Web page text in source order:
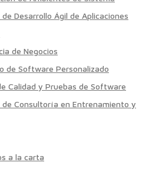
Desarrollo Ágil de Aplicaciones
de Negocios
de Software Personalizado
Calidad y Pruebas de Software
de Consultoría en Entrenamiento y
a la carta